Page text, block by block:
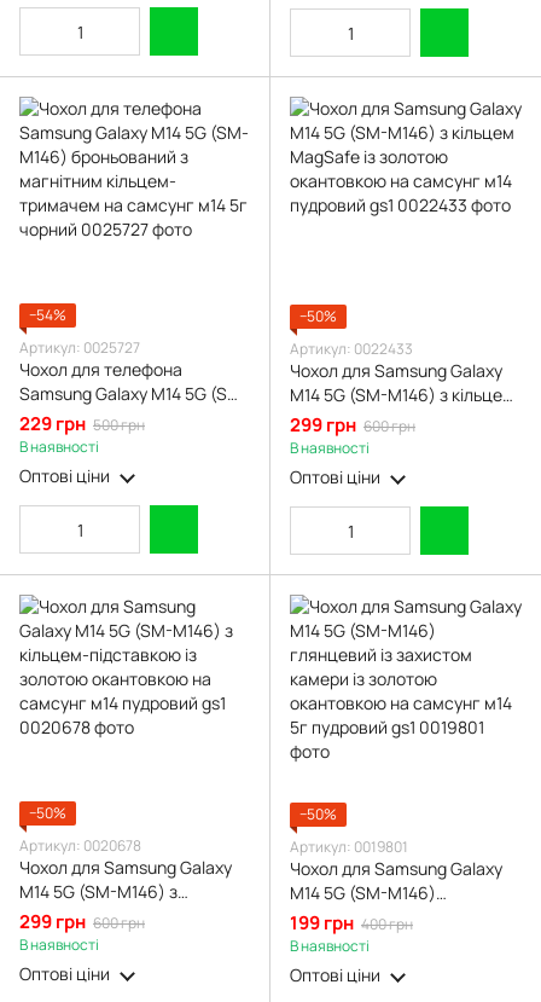
−54%
Артикул: 0025727
Чохол для телефона
Samsung Galaxy M14 5G (SM-
M146) броньований з
магнітним кільцем-
тримачем на самсунг м14 5г
чорний
229 грн 500 грн
В наявності
Оптові ціни
−50%
Артикул: 0022433
Чохол для Samsung Galaxy
M14 5G (SM-M146) з кільцем
MagSafe із золотою
окантовкою на самсунг м14
пудровий gs1
299 грн 600 грн
В наявності
Оптові ціни
−50%
Артикул: 0020678
Чохол для Samsung Galaxy
M14 5G (SM-M146) з
кільцем-підставкою із
золотою окантовкою на
самсунг м14 пудровий gs1
299 грн 600 грн
В наявності
Оптові ціни
−50%
Артикул: 0019801
Чохол для Samsung Galaxy
M14 5G (SM-M146)
глянцевий із захистом
камери із золотою
окантовкою на самсунг м14
5г пудровий gs1
199 грн 400 грн
В наявності
Оптові ціни